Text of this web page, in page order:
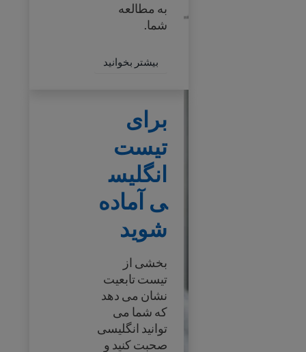
به مطالعه
شما.
بیشتر بخوانید
برای
تیست
انگلیس
ی آماده
شوید
بخشی از
تیست تابعیت
نشان می دهد
که شما می
توانید انگلیسی
صحبت کنید و